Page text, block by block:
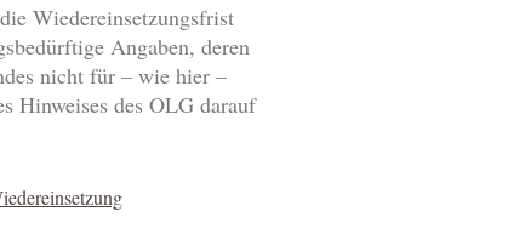
Wiedereinsetzungsfrist
Angaben, deren
nicht für – wie hier –
Hinweises des OLG darauf